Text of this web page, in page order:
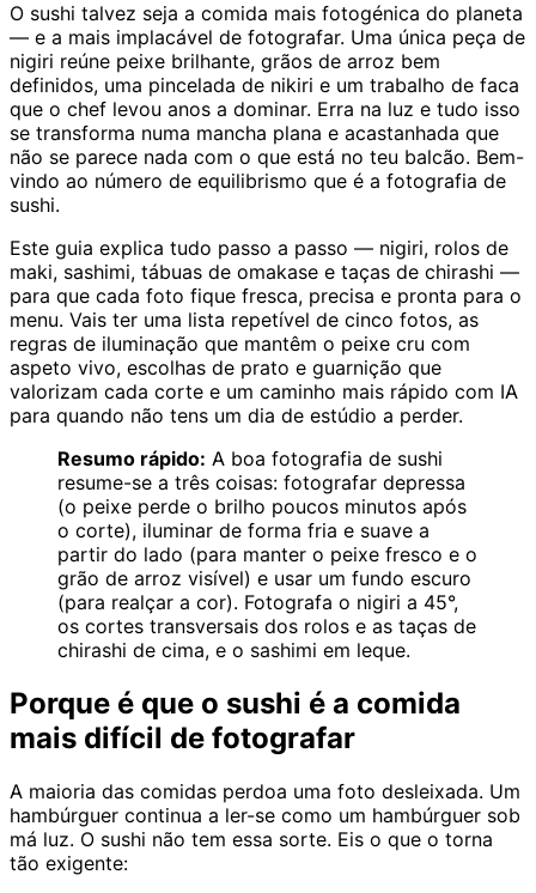
O sushi talvez seja a comida mais fotogénica do planeta
— e a mais implacável de fotografar. Uma única peça de
nigiri reúne peixe brilhante, grãos de arroz bem
definidos, uma pincelada de nikiri e um trabalho de faca
que o chef levou anos a dominar. Erra na luz e tudo isso
se transforma numa mancha plana e acastanhada que
não se parece nada com o que está no teu balcão. Bem-
vindo ao número de equilibrismo que é a fotografia de
sushi.
Este guia explica tudo passo a passo — nigiri, rolos de
maki, sashimi, tábuas de omakase e taças de chirashi —
para que cada foto fique fresca, precisa e pronta para o
menu. Vais ter uma lista repetível de cinco fotos, as
regras de iluminação que mantêm o peixe cru com
aspeto vivo, escolhas de prato e guarnição que
valorizam cada corte e um caminho mais rápido com IA
para quando não tens um dia de estúdio a perder.
Resumo rápido: A boa fotografia de sushi
resume-se a três coisas: fotografar depressa
(o peixe perde o brilho poucos minutos após
o corte), iluminar de forma fria e suave a
partir do lado (para manter o peixe fresco e o
grão de arroz visível) e usar um fundo escuro
(para realçar a cor). Fotografa o nigiri a 45°,
os cortes transversais dos rolos e as taças de
chirashi de cima, e o sashimi em leque.
Porque é que o sushi é a comida
mais difícil de fotografar
A maioria das comidas perdoa uma foto desleixada. Um
hambúrguer continua a ler-se como um hambúrguer sob
má luz. O sushi não tem essa sorte. Eis o que o torna
tão exigente: